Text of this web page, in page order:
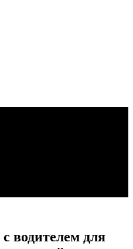
водителем для